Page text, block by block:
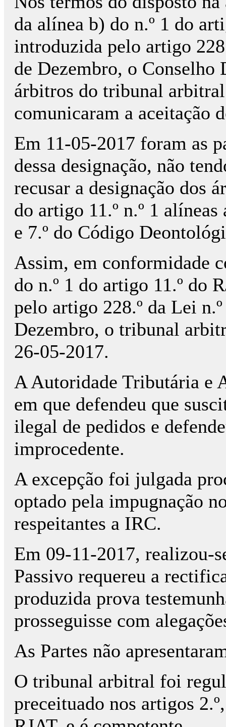
da alínea b) do n.º 1 do
introduzida pelo artigo
de Dezembro, o
árbitros do tribunal
comunicaram a aceitação
Em 11-05-2017 foram as
dessa designação, não
recusar a designação dos
do artigo 11.º n.º 1
e 7.º do Código
Assim, em conformidade
do n.º 1 do artigo 11.º do
pelo artigo 228.º da Lei
Dezembro, o tribunal
26-05-2017.
A Autoridade Tributária e
em que defendeu que
ilegal de pedidos e
improcedente.
A excepção foi julgada
optado pela impugnação
respeitantes a IRC.
Em 09-11-2017, realizou-
Passivo requereu a
produzida prova
prosseguisse com
As Partes não
O tribunal arbitral foi
preceituado nos artigos